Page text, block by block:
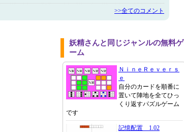
>>全てのコメント
妖精さんと同じジャンルの無料ゲ
ーム
ＮｉｎｅＲｅｖｅｒｓ
ｅ
自分のカードを順番に
置いて陣地を全てひっ
くり返すパズルゲーム
です
記憶配置 1.02